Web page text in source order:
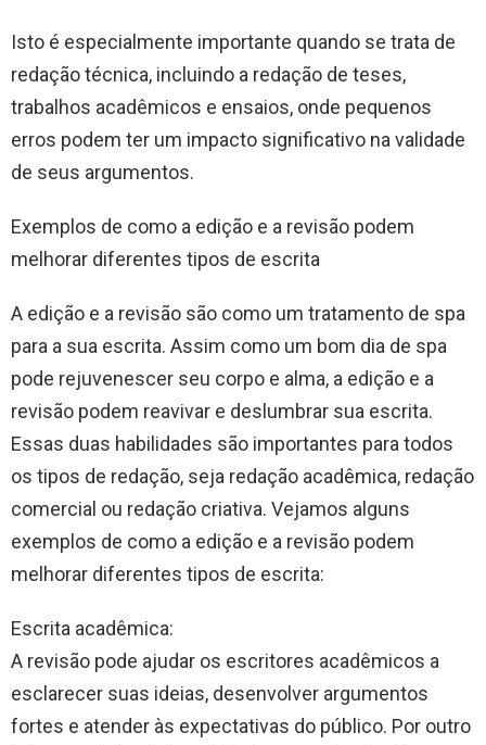
Isto é especialmente importante quando se trata de
redação técnica, incluindo a redação de teses,
trabalhos acadêmicos e ensaios, onde pequenos
erros podem ter um impacto significativo na validade
de seus argumentos.
Exemplos de como a edição e a revisão podem
melhorar diferentes tipos de escrita
A edição e a revisão são como um tratamento de spa
para a sua escrita. Assim como um bom dia de spa
pode rejuvenescer seu corpo e alma, a edição e a
revisão podem reavivar e deslumbrar sua escrita.
Essas duas habilidades são importantes para todos
os tipos de redação, seja redação acadêmica, redação
comercial ou redação criativa. Vejamos alguns
exemplos de como a edição e a revisão podem
melhorar diferentes tipos de escrita:
Escrita acadêmica:
A revisão pode ajudar os escritores acadêmicos a
esclarecer suas ideias, desenvolver argumentos
fortes e atender às expectativas do público. Por outro